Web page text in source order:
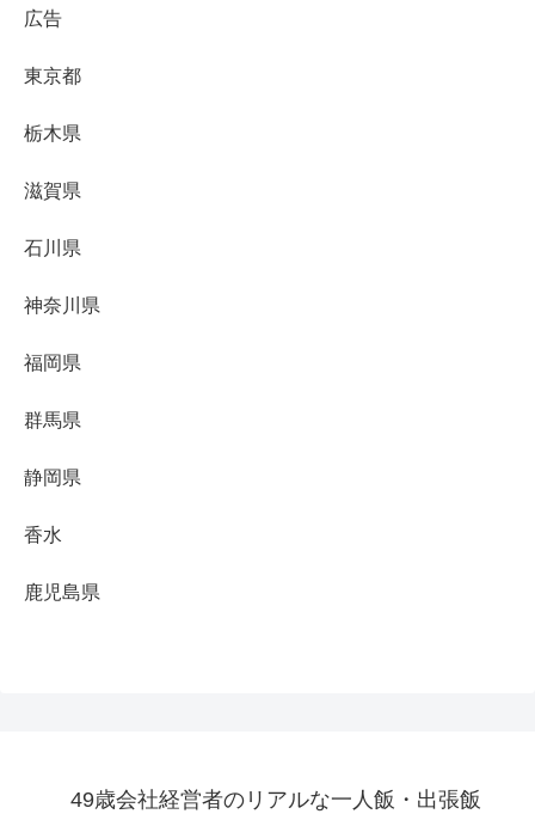
広告
東京都
栃木県
滋賀県
石川県
神奈川県
福岡県
群馬県
静岡県
香水
鹿児島県
49歳会社経営者のリアルな一人飯・出張飯